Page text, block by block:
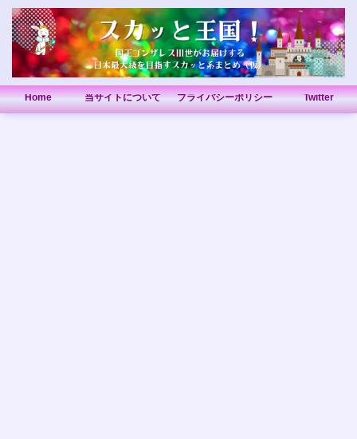
Home 当サイトについて プライバシーポリシー Twitter